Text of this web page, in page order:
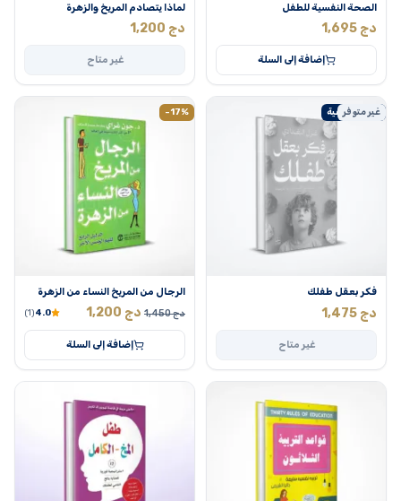
الصحة النفسية للطفل
1,695 دج
إضافة إلى السلة
لماذا يتصادم المريخ والزهرة
1,200 دج
غير متاح
التربية الواعية
غير متوفر
فكر بعقل طفلك
1,475 دج
غير متاح
-17%
الرجال من المريخ النساء من الزهرة
1,450دج
السعر
الأصلي
هو:
1,450 دج.
1,200 دج
السعر
الحالي
هو:
1,200 دج.
4.0
(1)
إضافة إلى السلة